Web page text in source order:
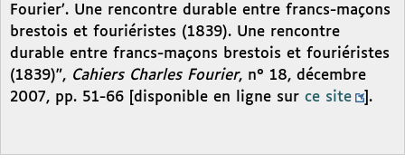
Fourier’. Une rencontre durable entre francs-maçons
brestois et fouriéristes (1839). Une rencontre
durable entre francs-maçons brestois et fouriéristes
(1839)”, Cahiers Charles Fourier, n° 18, décembre
2007, pp. 51-66 [disponible en ligne sur ce site ].